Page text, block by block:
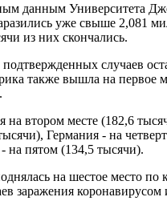
данным Университета
уже свыше 2,081
из них скончались.
случаев
также вышла на первое
на втором месте (182,6
Германия - на
на пятом (134,5 тысячи).
на шестое место по
заражения коронавирусом